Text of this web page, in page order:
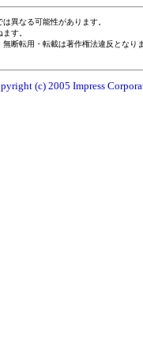
異なる可能性があります。
す。
断転用・転載は著作権法違反とな
(c) 2005 Impress